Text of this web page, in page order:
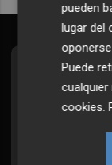
Todos
pueden
lugar del
Puede
cookies.